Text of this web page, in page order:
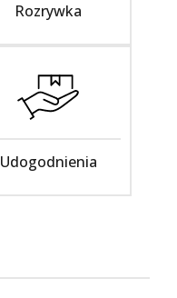
Rozrywka
Udogodnienia